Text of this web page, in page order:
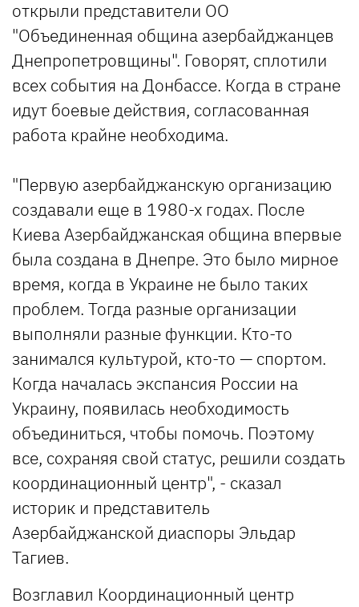
открыли представители ОО
"Объединенная община азербайджанцев
Днепропетровщины". Говорят, сплотили
всех события на Донбассе. Когда в стране
идут боевые действия, согласованная
работа крайне необходима.
"Первую азербайджанскую организацию
создавали еще в 1980-х годах. После
Киева Азербайджанская община впервые
была создана в Днепре. Это было мирное
время, когда в Украине не было таких
проблем. Тогда разные организации
выполняли разные функции. Кто-то
занимался культурой, кто-то — спортом.
Когда началась экспансия России на
Украину, появилась необходимость
объединиться, чтобы помочь. Поэтому
все, сохраняя свой статус, решили создать
координационный центр", - сказал
историк и представитель
Азербайджанской диаспоры Эльдар
Тагиев.
Возглавил Координационный центр